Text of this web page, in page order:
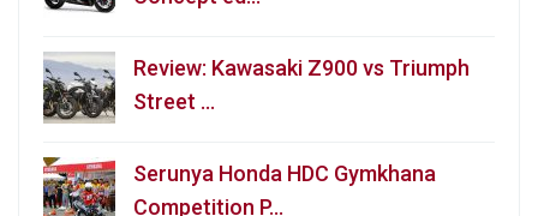
Review: Kawasaki Z900 vs Triumph
Street …
Serunya Honda HDC Gymkhana
Competition P…